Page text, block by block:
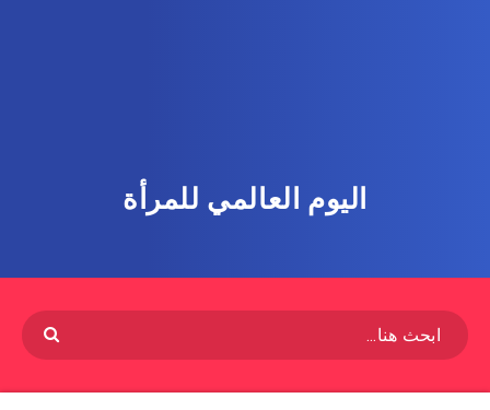
اليوم العالمي للمرأة